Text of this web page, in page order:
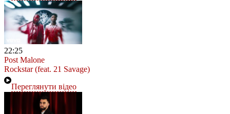
22:25
Post Malone
Rockstar (feat. 21 Savage)
Переглянути відео